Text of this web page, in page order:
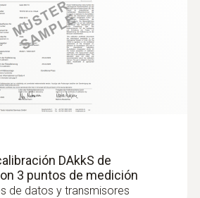
DAkkS de
3 puntos de medición
de datos y transmisores